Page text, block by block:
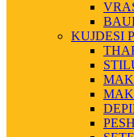
KUJDESI